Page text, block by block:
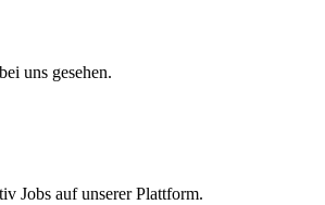
uns gesehen.
Jobs auf unserer Plattform.